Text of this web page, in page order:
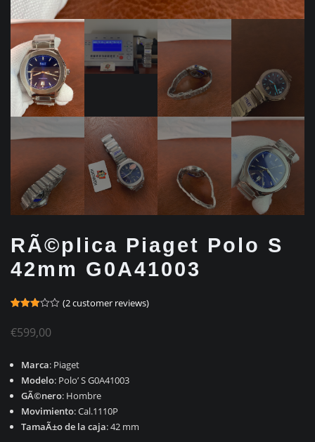
RÃ©plica Piaget Polo S
42mm G0A41003
out of 5
customer
rating
(2customer reviews)
€599,00
Marca: Piaget
Modelo: Polo’ S G0A41003
GÃ©nero: Hombre
Movimiento: Cal.1110P
TamaÃ±o de la caja: 42 mm